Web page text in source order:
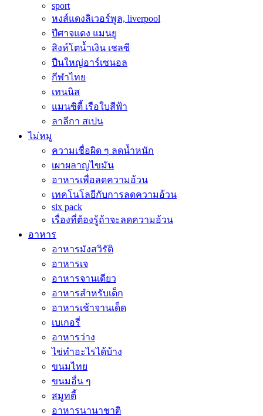
sport
หงส์แดงลิเวอร์พูล, liverpool
ปีศาจแดง แมนยู
สิงห์โตน้ำเงิน เชลซี
ปืนใหญ่อาร์เซนอล
กีฬาไทย
เทนนิส
แมนซิตี้ เรือใบสีฟ้า
ลาลีกา สเปน
ไม่หมู
ความเชื่อผิด ๆ ลดน้ำหนัก
เผาผลาญไขมัน
อาหารเพื่อลดความอ้วน
เทคโนโลยีกับการลดความอ้วน
six pack
เรื่องที่ต้องรู้ถ้าจะลดความอ้วน
อาหาร
อาหารมังสวิรัติ
อาหารเจ
อาหารจานเดียว
อาหารสำหรับเด็ก
อาหารเช้าจานเด็ด
เบเกอรี่
อาหารว่าง
ไข่ทำอะไรได้บ้าง
ขนมไทย
ขนมอื่น ๆ
สมูทตี้
อาหารนานาชาติ